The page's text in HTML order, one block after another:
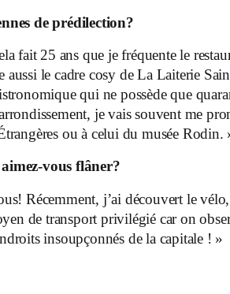
de prédilection?
fait 25 ans que je fréquente le
aussi le cadre cosy de La Laiterie
qui ne possède que
je vais souvent me
ou à celui du musée Rodin.
vous flâner?
Récemment, j’ai découvert le vélo,
de transport privilégié car on
insoupçonnés de la capitale ! »